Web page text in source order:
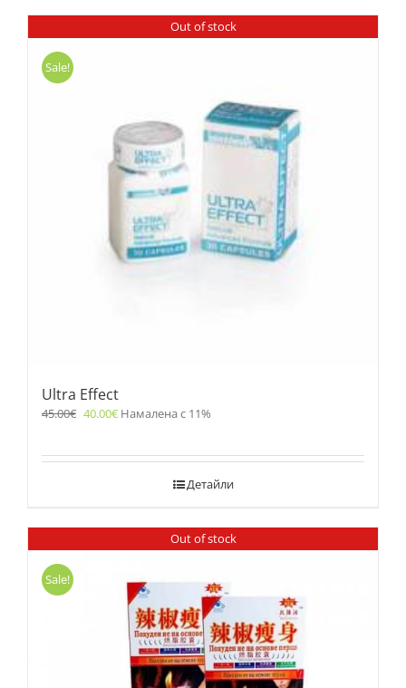
Out of stock
Sale!
Ultra Effect
45.00€ 40.00€ Намалена с 11%
Детайли
Out of stock
Sale!